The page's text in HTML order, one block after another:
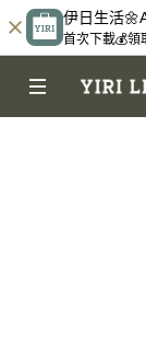
伊日生活
首次下載💰領